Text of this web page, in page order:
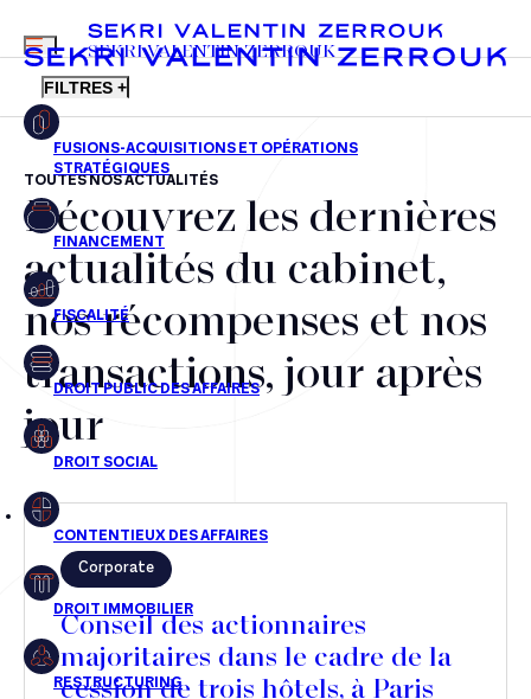
FR EN
MENU
SEKRI VALENTIN ZERROUK
FILTRES +
Fusions-acquisitions et opérations stratégiques
Financement
Fiscalité
Droit public des affaires
Droit social
Droit immobilier
Restructuring
TOUTES NOS ACTUALITÉS
Découvrez les dernières
actualités du cabinet,
nos récompenses et nos
transactions, jour après
jour
Corporate
Conseil des actionnaires
majoritaires dans le cadre de la
cession de trois hôtels, à Paris